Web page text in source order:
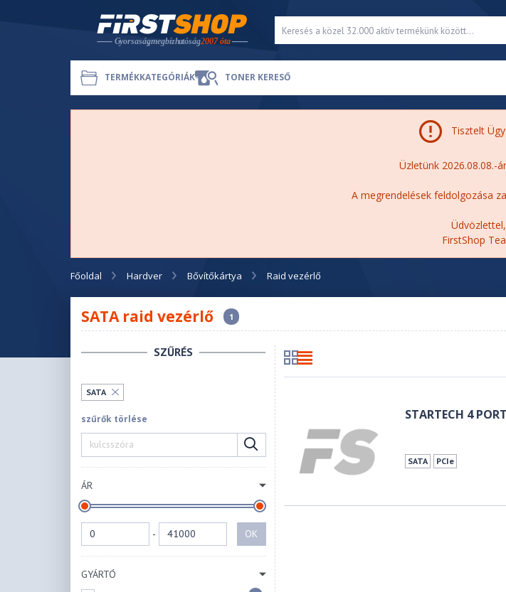
TERMÉKKATEGÓRIÁK TONER KERESŐ
Tisztelt
Üzletünk 2026.08.08.-
A megrendelések feldolgozása
Üdvözlettel,
FirstShop
Főoldal Hardver Bővítőkártya Raid vezérlő
SATA raid vezérlő 1
SZŰRÉS
SATA
szűrők törlése
ÁR
- OK
GYÁRTÓ
STARTECH 4
SATA PCIe